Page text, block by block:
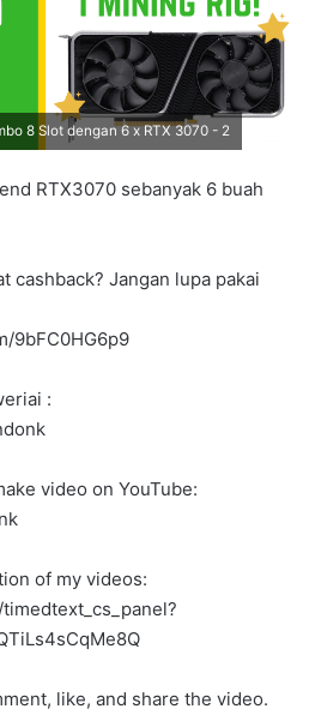
8 Slot dengan 6 x RTX 3070 - 2
RTX3070 sebanyak 6 buah
cashback? Jangan lupa pakai
9bFC0HG6p9
:
video on YouTube:
of my videos:
like, and share the video.